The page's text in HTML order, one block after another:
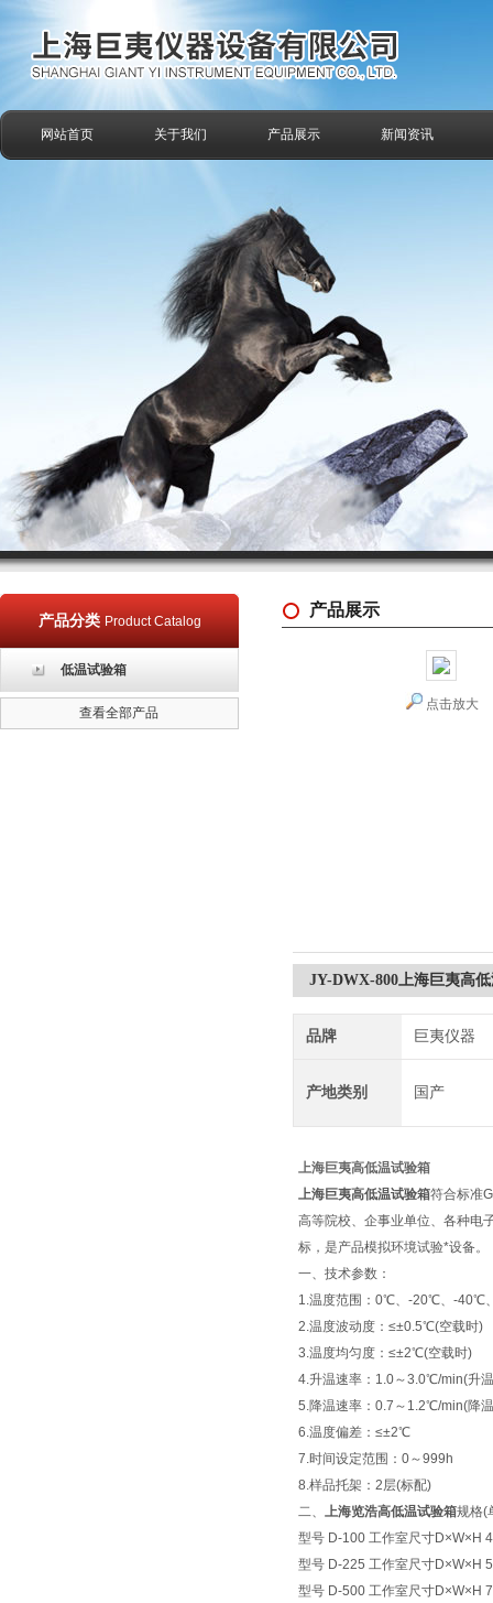
网站首页 关于我们 产品展示 新闻资讯
产品分类 Product Catalog
低温试验箱
查看全部产品
产品展示
点击放大
JY-DWX-800上海巨夷高
品牌 巨夷仪器
产地类别 国产
上海巨夷高低温试验箱
上海巨夷高低温试验箱符合标准
高等院校、企事业单位、各种电
标，是产品模拟环境试验*设备。
一、技术参数：
1.温度范围：0℃、-20℃、-40℃
2.温度波动度：≤±0.5℃(空载时)
3.温度均匀度：≤±2℃(空载时)
4.升温速率：1.0～3.0℃/min(升
5.降温速率：0.7～1.2℃/min(降
6.温度偏差：≤±2℃
7.时间设定范围：0～999h
8.样品托架：2层(标配)
二、 上海览浩高低温试验箱规格(
型号 D-100 工作室尺寸D×W×H
型号 D-225 工作室尺寸D×W×H
型号 D-500 工作室尺寸D×W×H